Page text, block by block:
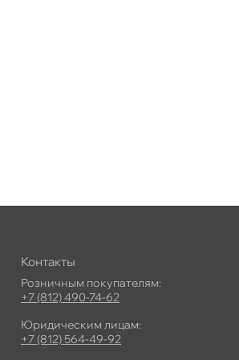
Контакты
Розничным покупателям:
+7 (812) 490-74-62
Юридическим лицам:
+7 (812) 564-49-92